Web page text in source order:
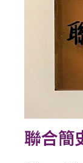
聯合簡